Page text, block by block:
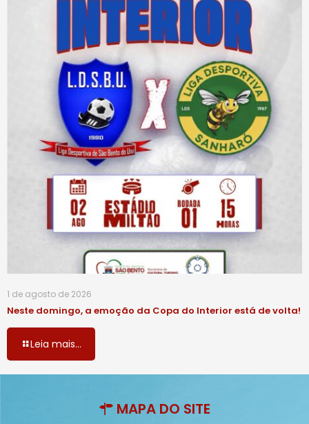
1 de agosto de 2026
Neste domingo, a emoção da Copa do Interior está de volta!
Leia mais...
MAPA DO SITE